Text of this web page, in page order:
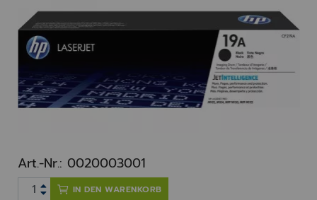
Art.-Nr.: 0020003001
IN DEN WARENKORB